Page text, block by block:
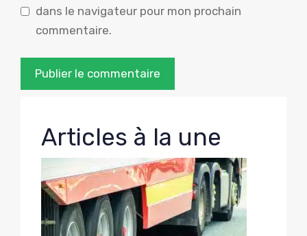
dans le navigateur pour mon prochain
commentaire.
Articles à la une